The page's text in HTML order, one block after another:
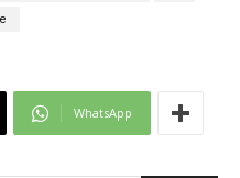
WhatsApp